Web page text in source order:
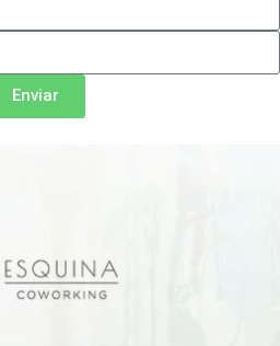
Enviar